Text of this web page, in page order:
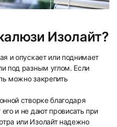
18 Изолайт?
и опускает или поднимает
под разным углом. Если
можно закрепить
створке благодаря
и не дают провисать при
или Изолайт надежно